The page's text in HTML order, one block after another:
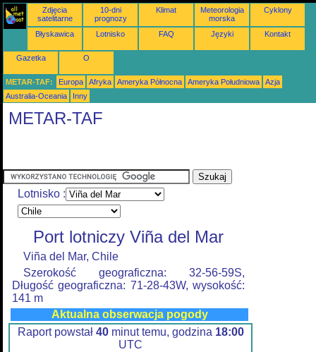
Zdjęcia
satelitarne
10-dni
prognozy
Klimat
Meteorologia
morska
Cyklony
Błyskawica Lotnisko FAQ Języki Kontakt
Gazetka O
METAR-TAF: Europa Afryka Ameryka Północna Ameryka Południowa
Azja
Australia-Oceania
Inny
METAR-TAF
Lotnisko :
Port lotniczy Viña del Mar
Viña del Mar, Chile
Szerokość geograficzna: 32-56-59S,
Długość geograficzna: 71-28-43W, wysokość:
141 m
Aktualna obserwacja pogody
Raport powstał 40minut temu, godzina 18:00
UTC